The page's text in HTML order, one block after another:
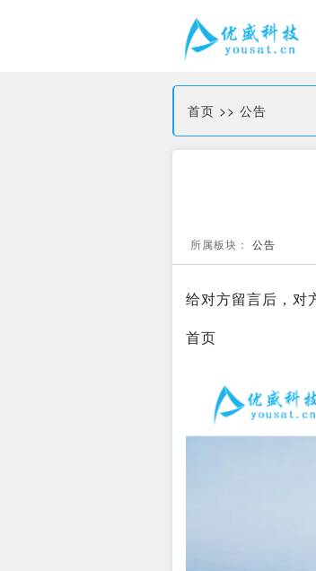
首页 >> 公告
所属板块： 公告
给对方留言后，对
首页